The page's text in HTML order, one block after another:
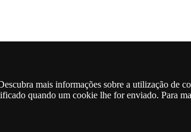
mais informações sobre a utilização de
quando um cookie lhe for enviado. Para